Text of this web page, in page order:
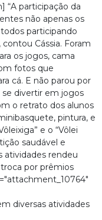
“A participação da
não apenas os
participando
Cássia. Foram
os jogos, cama
fotos que
cá. E não parou por
divertir em jogos
o retrato dos alunos
pintura, e
e o “Vôlei
saudável e
atividades rendeu
por prêmios